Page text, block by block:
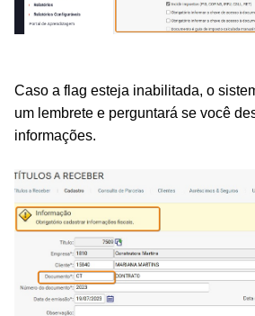
Caso a flag esteja inabilitada, o
um lembrete e perguntará se você
informações.